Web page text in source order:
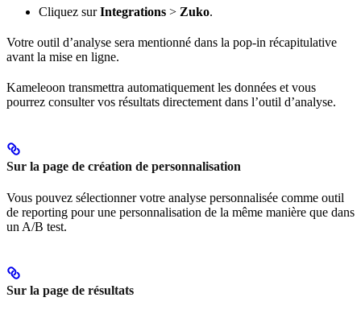
Cliquez surIntegrations > Zuko.
Votre outil d’analyse sera mentionné dans la pop-in récapitulative
avant la mise en ligne.
Kameleoon transmettra automatiquement les données et vous
pourrez consulter vos résultats directement dans l’outil d’analyse.
Sur la page de création de personnalisation
Vous pouvez sélectionner votre analyse personnalisée comme outil
de reporting pour une personnalisation de la même manière que dans
un A/B test.
Sur la page de résultats